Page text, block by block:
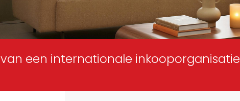
van een internationale inkooporganisatie